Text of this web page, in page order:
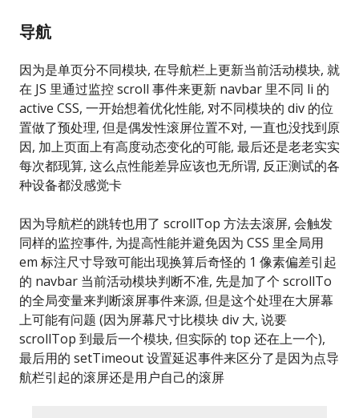
导航
因为是单页分不同模块, 在导航栏上更新当前活动模块, 就
在 JS 里通过监控 scroll 事件来更新 navbar 里不同 li 的
active CSS, 一开始想着优化性能, 对不同模块的 div 的位
置做了预处理, 但是偶发性滚屏位置不对, 一直也没找到原
因, 加上页面上有高度动态变化的可能, 最后还是老老实实
每次都现算, 这么点性能差异应该也无所谓, 反正测试的各
种设备都没感觉卡
因为导航栏的跳转也用了 scrollTop 方法去滚屏, 会触发
同样的监控事件, 为提高性能并避免因为 CSS 里全局用
em 标注尺寸导致可能出现换算后奇怪的 1 像素偏差引起
的 navbar 当前活动模块判断不准, 先是加了个 scrollTo
的全局变量来判断滚屏事件来源, 但是这个处理在大屏幕
上可能有问题 (因为屏幕尺寸比模块 div 大, 说要
scrollTop 到最后一个模块, 但实际的 top 还在上一个),
最后用的 setTimeout 设置延迟事件来区分了是因为点导
航栏引起的滚屏还是用户自己的滚屏